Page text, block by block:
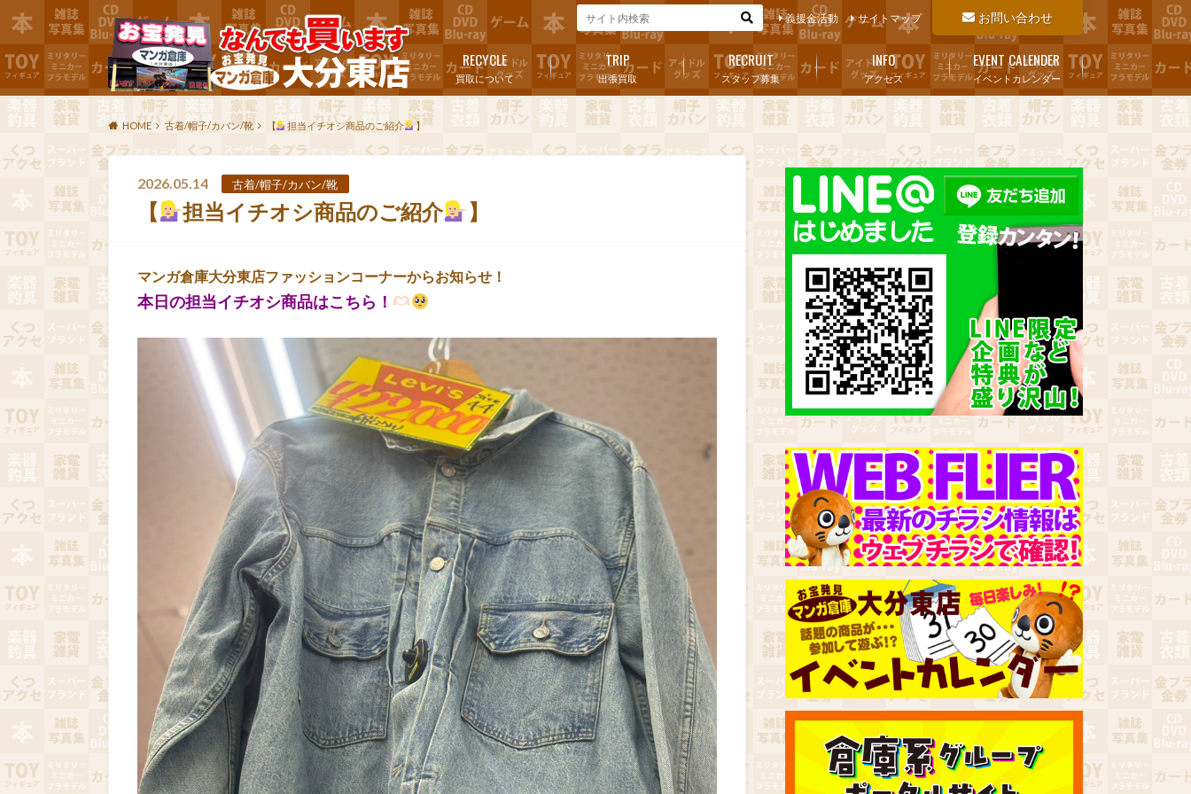
お問い合わせ
義援金活動 サイトマップ
買取について
RECYCLE
出張買取
TRIP
スタッフ募集
RECRUIT
アクセス
INFO
イベントカレンダー
EVENT CALENDER
HOME 古着/帽子/カバン/靴 【 担当イチオシ商品のご紹介 】
2026.05.14 古着/帽子/カバン/靴
【 担当イチオシ商品のご紹介 】
マンガ倉庫大分東店ファッションコーナーからお知らせ！
本日の担当イチオシ商品はこちら！